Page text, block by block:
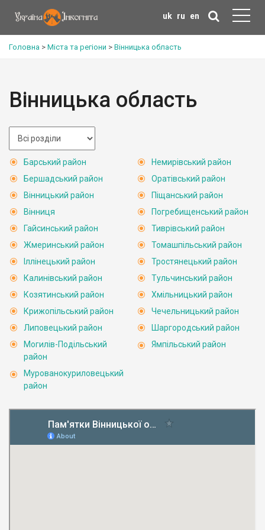
uk ru en
Головна > Міста та регіони > Вінницька область
Вінницька область
Барський район
Бершадський район
Вінницький район
Вінниця
Гайсинський район
Жмеринський район
Іллінецький район
Калинівський район
Козятинський район
Крижопільський район
Липовецький район
Могилів-Подільський
район
Мурованокуриловецький
район
Немирівський район
Оратівський район
Піщанський район
Погребищенський район
Тиврівський район
Томашпільський район
Тростянецький район
Тульчинський район
Хмільницький район
Чечельницький район
Шаргородський район
Ямпільський район